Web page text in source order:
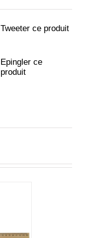
Tweeter ce produit
Epingler ce
produit